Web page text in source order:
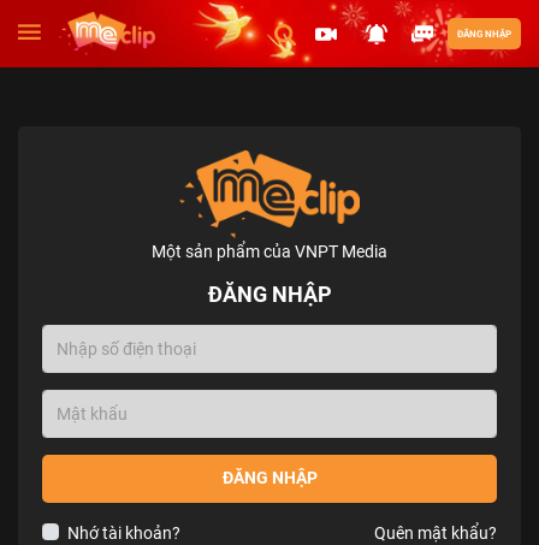
ĐĂNG NHẬP
Một sản phẩm của VNPT Media
ĐĂNG NHẬP
ĐĂNG NHẬP
Nhớ tài khoản? Quên mật khẩu?